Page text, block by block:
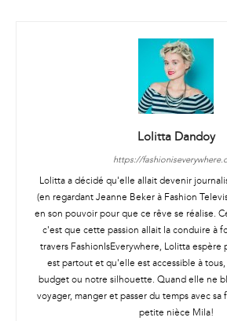
Lolitta Dandoy
https://
Lolitta a décidé qu'elle allait devenir
(en regardant Jeanne Beker à Fashion
en son pouvoir pour que ce rêve se réalise.
c'est que cette passion allait la conduire à
travers FashionIsEverywhere, Lolitta espère
est partout et qu'elle est accessible à
budget ou notre silhouette. Quand elle ne
voyager, manger et passer du temps avec
petite nièce Mila!